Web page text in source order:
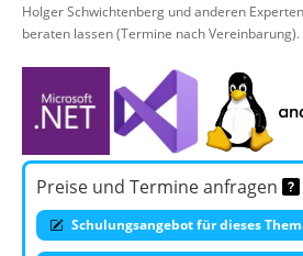
Holger Schwichtenberg und anderen
beraten lassen (Termine nach Vereinbarung).
Preise und Termine anfragen
Schulungsangebot für dieses